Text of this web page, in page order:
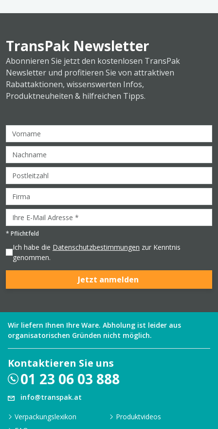
TransPak Newsletter
Abonnieren Sie jetzt den kostenlosen TransPak
Newsletter und profitieren Sie von attraktiven
Rabattaktionen, wissenswerten Infos,
Produktneuheiten & hilfreichen Tipps.
* Pflichtfeld
Ich habe die Datenschutzbestimmungen zur Kenntnis
genommen.
Jetzt anmelden
Wir liefern Ihnen Ihre Ware. Abholung ist leider aus
organisatorischen Gründen nicht möglich.
Kontaktieren Sie uns
01 23 06 03 888
info@transpak.at
Verpackungslexikon
Produktvideos